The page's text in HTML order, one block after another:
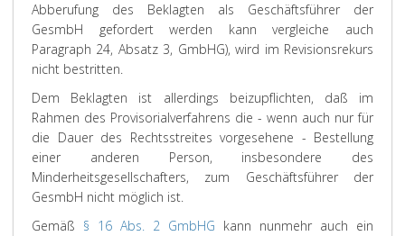
Abberufung des Beklagten als Geschäftsführer der
GesmbH gefordert werden kann vergleiche auch
Paragraph 24, Absatz 3, GmbHG), wird im Revisionsrekurs
nicht bestritten.
Dem Beklagten ist allerdings beizupflichten, daß im
Rahmen des Provisorialverfahrens die - wenn auch nur für
die Dauer des Rechtsstreites vorgesehene - Bestellung
einer anderen Person, insbesondere des
Minderheitsgesellschafters, zum Geschäftsführer der
GesmbH nicht möglich ist.
Gemäß § 16 Abs. 2 GmbHG kann nunmehr auch ein